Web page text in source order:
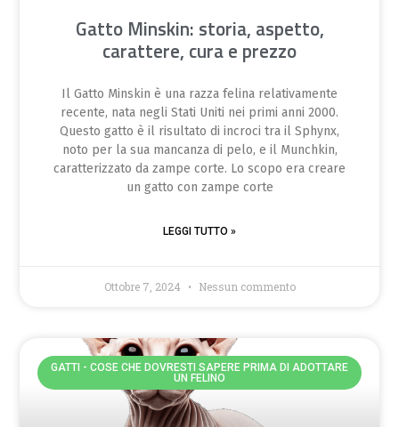
Gatto Minskin: storia, aspetto,
carattere, cura e prezzo
Il Gatto Minskin è una razza felina relativamente
recente, nata negli Stati Uniti nei primi anni 2000.
Questo gatto è il risultato di incroci tra il Sphynx,
noto per la sua mancanza di pelo, e il Munchkin,
caratterizzato da zampe corte. Lo scopo era creare
un gatto con zampe corte
LEGGI TUTTO »
Ottobre 7, 2024 Nessun commento
GATTI - COSE CHE DOVRESTI SAPERE PRIMA DI ADOTTARE
UN FELINO